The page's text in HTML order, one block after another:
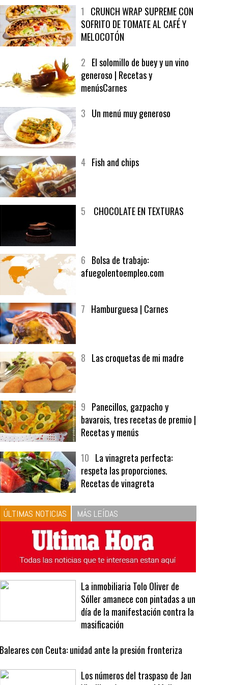
MÁS LEÍDO ÚLTIMAS PUBLICACIONES
SOFRITO DE TOMATE AL CAFÉ Y
MELOCOTÓN
generoso | Recetas y
afuegolentoempleo.com
bavarois, tres recetas de premio |
Recetas y menús
respeta las proporciones.
Recetas de vinagreta
ÚLTIMAS NOTICIAS MÁS LEÍDAS
La inmobiliaria Tolo Oliver de
día de la manifestación contra la